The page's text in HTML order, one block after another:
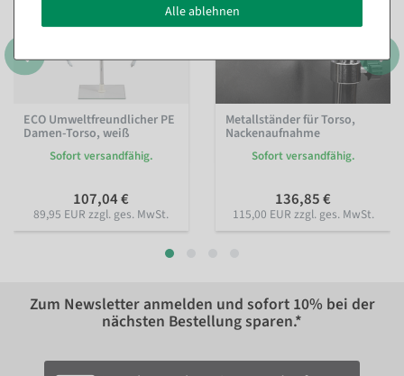
ECO Umweltfreundlicher PE
Damen-Torso, weiß
Sofort versandfähig.
107,04 €
89,95 EUR zzgl. ges. MwSt.
Metallständer für Torso,
Nackenaufnahme
Sofort versandfähig.
136,85 €
115,00 EUR zzgl. ges. MwSt.
Zum Newsletter anmelden und sofort 10% bei der
nächsten Bestellung sparen.*
Alle ablehnen